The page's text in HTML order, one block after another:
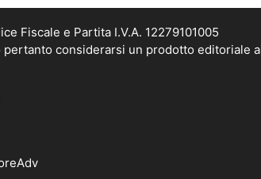
Fiscale e Partita I.V.A. 12279101005
considerarsi un prodotto editoriale